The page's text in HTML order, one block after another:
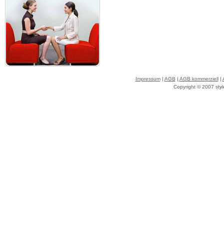
Impressum| AGB | AGB kommerziell|
Copyright © 2007